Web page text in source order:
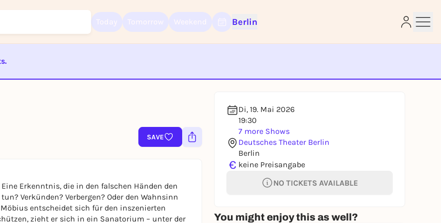
Berlin
SAVE
Di, 19. Mai 2026
19:30
7 more Shows
Deutsches Theater Berlin
Berlin
€ keine Preisangabe
NO TICKETS AVAILABLE
You might enjoy this as well?
Erkenntnis, die in den falschen Händen den
Verkünden? Verbergen? Oder den Wahnsinn
zieht er sich in ein Sanatorium – unter der
Log in now